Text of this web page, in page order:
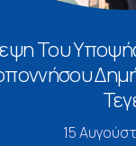
Του
15